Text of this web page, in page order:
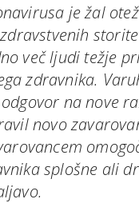
je žal
več ljudi težje
zdravnika.
na nove
novo
splošne ali